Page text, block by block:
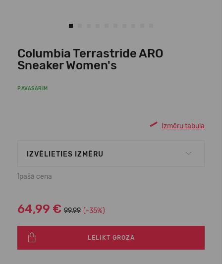
Columbia Terrastride ARO
Sneaker Women's
PAVASARIM
Izmēru tabula
IZVĒLIETIES IZMĒRU
Īpašā cena
64,99 € 99.99 (-35%)
LELIKT GROZĀ